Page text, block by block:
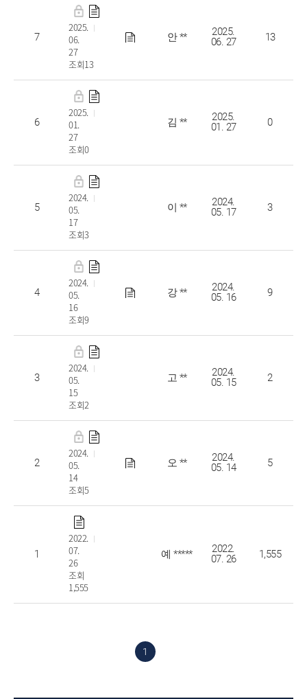
7
군 교육경험 학점 인정
2025.
06.
27
조회13
안 **
2025.
06. 27
13
6
공군 특기 대학학점인정
2025.
01.
27
조회0
김 **
2025.
01. 27
0
5
예비군 피복 대여 신청서
2024.
05.
17
조회3
이 **
2024.
05. 17
3
4
예비군 피복 대여 신청서
2024.
05.
16
조회9
강 **
2024.
05. 16
9
3
예비군 피복 대여
2024.
05.
15
조회2
고 **
2024.
05. 15
2
2
예비군 피복 대여
2024.
05.
14
조회5
오 **
2024.
05. 14
5
1
[예비군대대] 병무행정과 예비군업무에 관련된 종합민원
2022.
07.
26
조회
1,555
예 *****
2022.
07. 26
1,555
1